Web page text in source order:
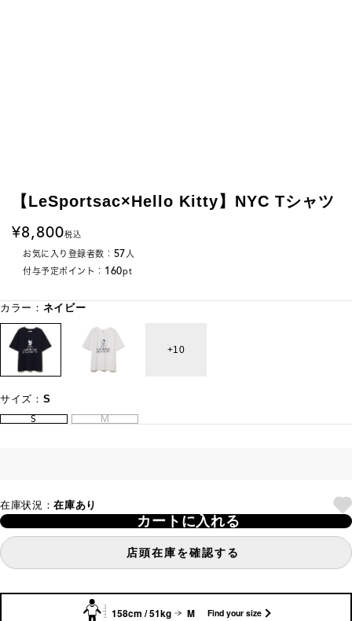
【LeSportsac×Hello Kitty】NYC Tシャツ
8,800税込
お気に入り登録者数： 57人
付与予定ポイント： 160pt
カラー： ネイビー
10
サイズ： S
S
M
在庫状況：在庫あり
カートに入れる
店頭在庫を確認する
158cm / 51kg M Find your size